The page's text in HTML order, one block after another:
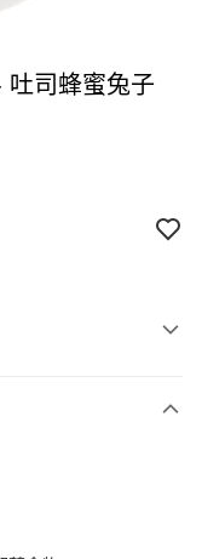
吐司蜂蜜兔子